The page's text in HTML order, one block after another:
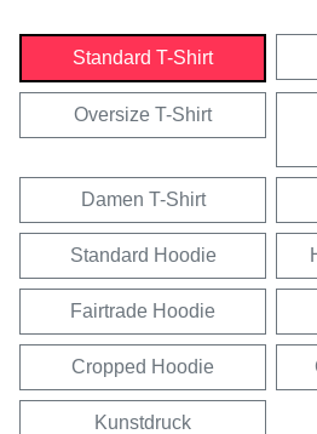
Standard T-Shirt
Oversize T-Shirt
Damen T-Shirt
Standard Hoodie
Fairtrade Hoodie
Cropped Hoodie
Kunstdruck